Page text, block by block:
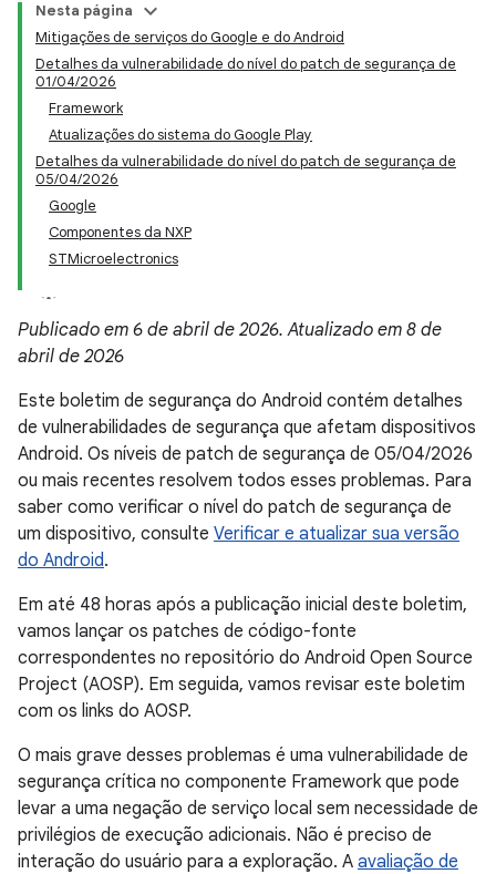
Nesta página
Mitigações de serviços do Google e do Android
Detalhes da vulnerabilidade do nível do patch de segurança de
01/04/2026
Framework
Atualizações do sistema do Google Play
Detalhes da vulnerabilidade do nível do patch de segurança de
05/04/2026
Google
Componentes da NXP
STMicroelectronics
Publicado em 6 de abril de 2026. Atualizado em 8 de
abril de 2026
Este boletim de segurança do Android contém detalhes
de vulnerabilidades de segurança que afetam dispositivos
Android. Os níveis de patch de segurança de 05/04/2026
ou mais recentes resolvem todos esses problemas. Para
saber como verificar o nível do patch de segurança de
um dispositivo, consulte Verificar e atualizar sua versão
do Android.
Em até 48 horas após a publicação inicial deste boletim,
vamos lançar os patches de código-fonte
correspondentes no repositório do Android Open Source
Project (AOSP). Em seguida, vamos revisar este boletim
com os links do AOSP.
O mais grave desses problemas é uma vulnerabilidade de
segurança crítica no componente Framework que pode
levar a uma negação de serviço local sem necessidade de
privilégios de execução adicionais. Não é preciso de
interação do usuário para a exploração. A avaliação de